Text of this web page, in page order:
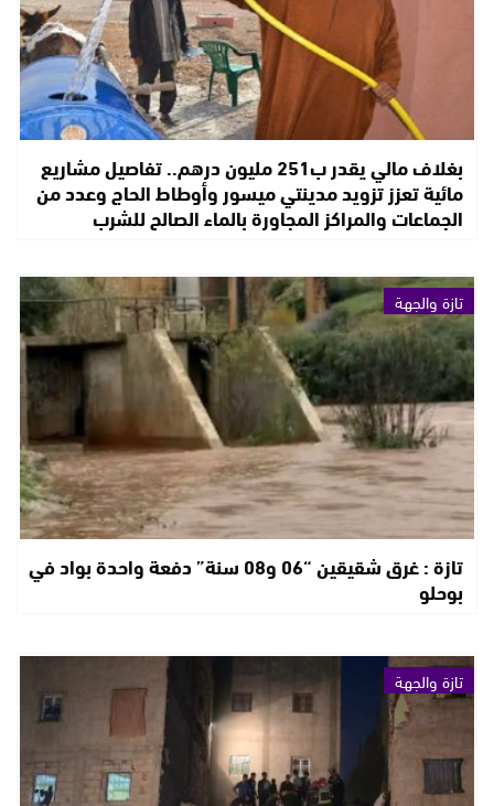
بغلاف مالي يقدر ب251 مليون درهم.. تفاصيل مشاريع
مائية تعزز تزويد مدينتي ميسور وأوطاط الحاج وعدد من
الجماعات والمراكز المجاورة بالماء الصالح للشرب
تازة والجهة
تازة : غرق شقيقين “06 و08 سنة” دفعة واحدة بواد في
بوحلو
تازة والجهة